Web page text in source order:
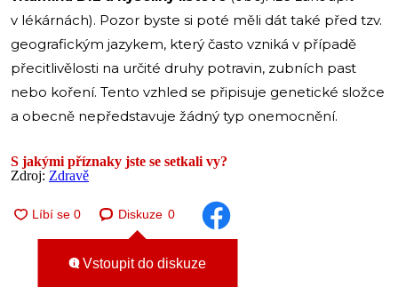
v lékárnách). Pozor byste si poté měli dát také před tzv.
geografickým jazykem, který často vzniká v případě
přecitlivělosti na určité druhy potravin, zubních past
nebo koření. Tento vzhled se připisuje genetické složce
a obecně nepředstavuje žádný typ onemocnění.
S jakými příznaky jste se setkali vy?
Zdroj: Zdravě
Diskuze 0
Vstoupit do diskuze